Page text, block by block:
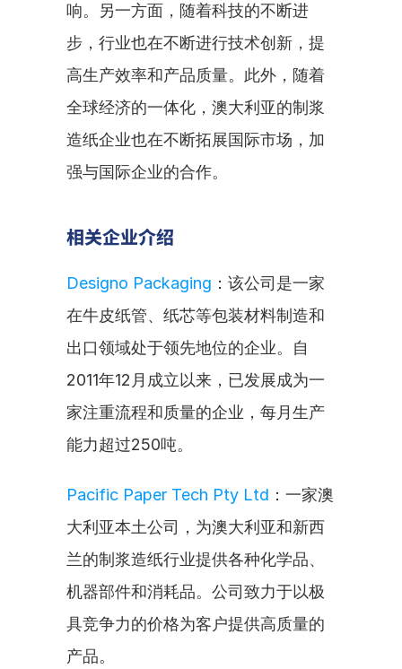
响。另一方面，随着科技的不断进
步，行业也在不断进行技术创新，提
高生产效率和产品质量。此外，随着
全球经济的一体化，澳大利亚的制浆
造纸企业也在不断拓展国际市场，加
强与国际企业的合作。
相关企业介绍
Designo Packaging ：该公司是一家
在牛皮纸管、纸芯等包装材料制造和
出口领域处于领先地位的企业。自
2011年12月成立以来，已发展成为一
家注重流程和质量的企业，每月生产
能力超过250吨。
Pacific Paper Tech Pty Ltd ：一家澳
大利亚本土公司，为澳大利亚和新西
兰的制浆造纸行业提供各种化学品、
机器部件和消耗品。公司致力于以极
具竞争力的价格为客户提供高质量的
产品。